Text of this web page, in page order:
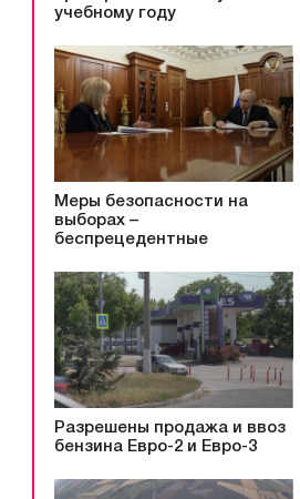
учебному году
Меры безопасности на
выборах –
беспрецедентные
Разрешены продажа и ввоз
бензина Евро-2 и Евро-3